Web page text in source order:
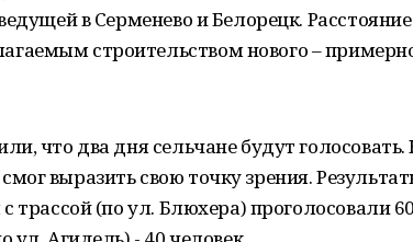
в Серменево и Белорецк.
строительством нового –
что два дня сельчане будут
выразить свою точку зрения.
трассой (по ул. Блюхера) проголосовали